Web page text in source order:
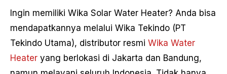
Ingin memiliki Wika Solar Water Heater? Anda bisa
mendapatkannya melalui Wika Tekindo (PT
Tekindo Utama), distributor resmi Wika Water
Heater yang berlokasi di Jakarta dan Bandung,